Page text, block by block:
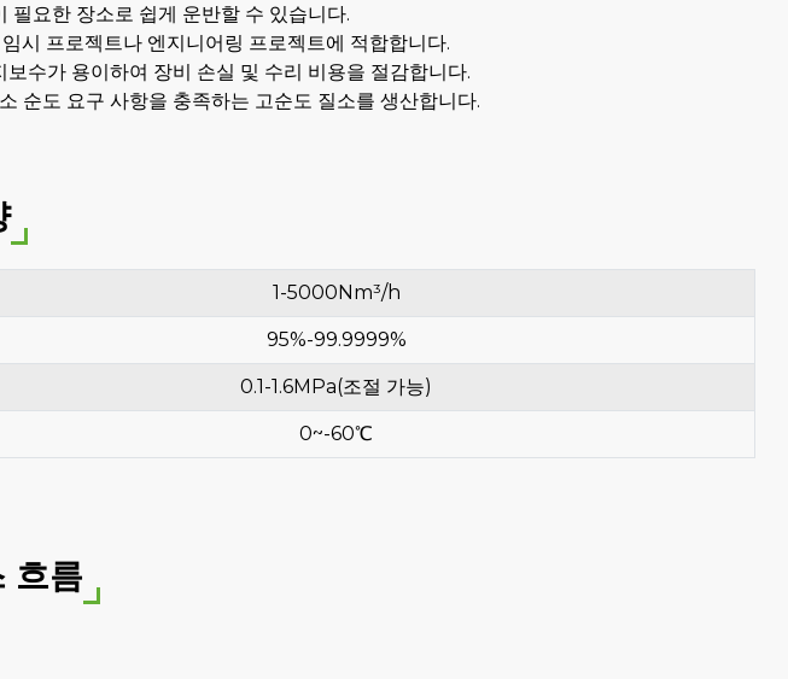
필요한 장소로 쉽게 운반할 수 있습니다.
시 프로젝트나 엔지니어링 프로젝트에 적합합니다.
수가 용이하여 장비 손실 및 수리 비용을 절감합니다.
순도 요구 사항을 충족하는 고순도 질소를 생산합니다.
1-5000Nm³/h
95%-99.9999%
0.1-1.6MPa(조절 가능)
0~-60℃
흐름